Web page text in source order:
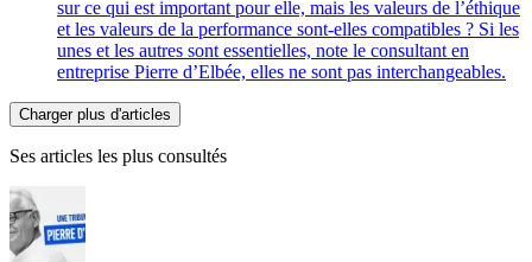
sur ce qui est important pour elle, mais les valeurs de l’éthique
et les valeurs de la performance sont-elles compatibles ? Si les
unes et les autres sont essentielles, note le consultant en
entreprise Pierre d’Elbée, elles ne sont pas interchangeables.
Charger plus d'articles
Ses articles les plus consultés